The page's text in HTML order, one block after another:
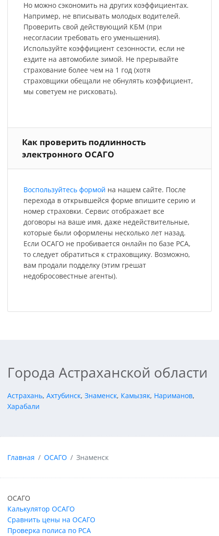
Но можно сэкономить на других коэффициентах.
Например, не вписывать молодых водителей.
Проверить свой действующий КБМ (при
несогласии требовать его уменьшения).
Используйте коэффициент сезонности, если не
ездите на автомобиле зимой. Не прерывайте
страхование более чем на 1 год (хотя
страховщики обещали не обнулять коэффициент,
мы советуем не рисковать).
Как проверить подлинность
электронного ОСАГО
Воспользуйтесь формой на нашем сайте. После
перехода в открывшейся форме впишите серию и
номер страховки. Сервис отображает все
договоры на ваше имя, даже недействительные,
которые были оформлены несколько лет назад.
Если ОСАГО не пробивается онлайн по базе РСА,
то следует обратиться к страховщику. Возможно,
вам продали подделку (этим грешат
недобросовестные агенты).
Города Астраханской области
Астрахань, Ахтубинск, Знаменск, Камызяк, Нариманов,
Харабали
Главная ОСАГО Знаменск
ОСАГО
Калькулятор ОСАГО
Сравнить цены на ОСАГО
Проверка полиса по РСА